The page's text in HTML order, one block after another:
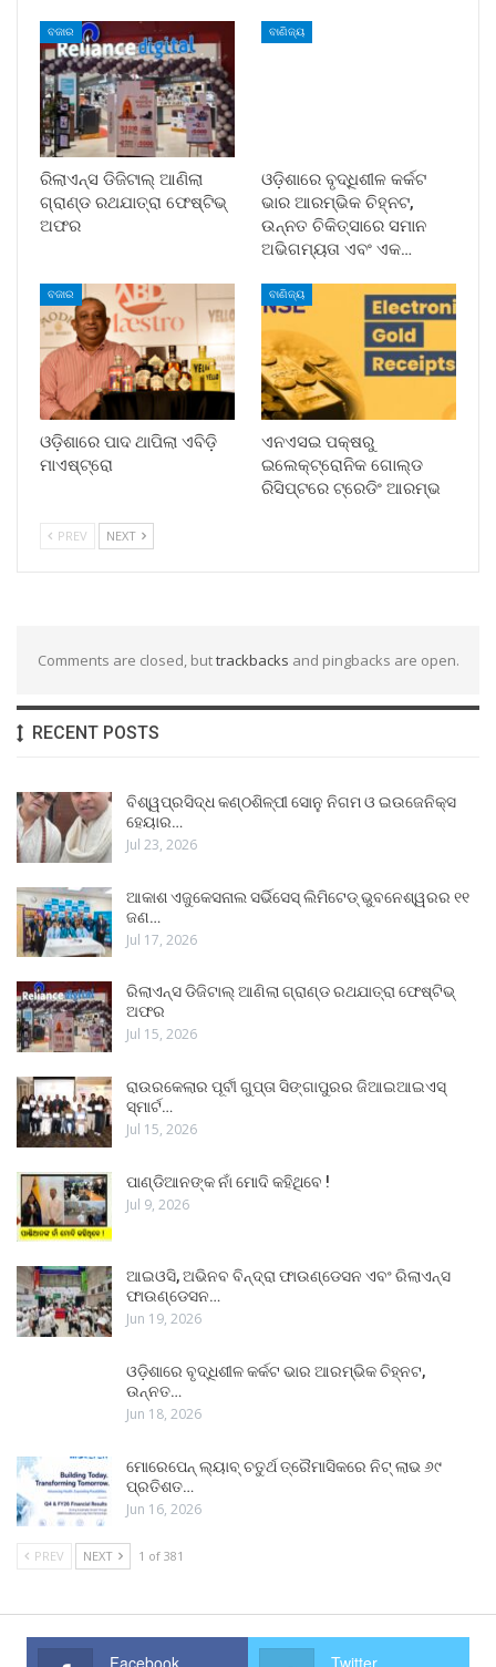
ବଜାର
ରିଲାଏନ୍ସ ଡିଜିଟାଲ୍ ଆଣିଲା
ଗ୍ରାଣ୍ଡ ରଥଯାତ୍ରା ଫେଷ୍ଟିଭ୍
ଅଫର
ବାଣିଜ୍ୟ
ଓଡ଼ିଶାରେ ବୃଦ୍ଧିଶୀଳ କର୍କଟ
ଭାର ଆରମ୍ଭିକ ଚିହ୍ନଟ,
ଉନ୍ନତ ଚିକିତ୍ସାରେ ସମାନ
ଅଭିଗମ୍ୟତା ଏବଂ ଏକ…
ବଜାର
ଓଡ଼ିଶାରେ ପାଦ ଥାପିଲା ଏବିଡ଼ି
ମାଏଷ୍ଟ୍ରୋ
ବାଣିଜ୍ୟ
ଏନଏସଇ ପକ୍ଷରୁ
ଇଲେକ୍‌ଟ୍ରୋନିକ ଗୋଲ୍ଡ
ରିସିପ୍ଟରେ ଟ୍ରେଡିଂ ଆରମ୍ଭ
PREV NEXT
Comments are closed, buttrackbacks and pingbacks are open.
RECENT POSTS
ବିଶ୍ୱପ୍ରସିଦ୍ଧ କଣ୍ଠଶିଳ୍ପୀ ସୋନୁ ନିଗମ ଓ ଇଉଜେନିକ୍ସ
ହେୟାର…
Jul 23, 2026
ଆକାଶ ଏଜୁକେସନାଲ ସର୍ଭିସେସ୍ ଲିମିଟେଡ୍ ଭୁବନେଶ୍ୱରର ୧୧
ଜଣ…
Jul 17, 2026
ରିଲାଏନ୍ସ ଡିଜିଟାଲ୍ ଆଣିଲା ଗ୍ରାଣ୍ଡ ରଥଯାତ୍ରା ଫେଷ୍ଟିଭ୍
ଅଫର
Jul 15, 2026
ରାଉରକେଲାର ପୂର୍ବୀ ଗୁପ୍ତା ସିଙ୍ଗାପୁରର ଜିଆଇଆଇଏସ୍
ସ୍ମାର୍ଟ…
Jul 15, 2026
ପାଣ୍ଡିଆନଙ୍କ ନାଁ ମୋଦି କହିଥିବେ !
Jul 9, 2026
ଆଇଓସି, ଅଭିନବ ବିନ୍ଦ୍ରା ଫାଉଣ୍ଡେସନ ଏବଂ ରିଲାଏନ୍ସ
ଫାଉଣ୍ଡେସନ…
Jun 19, 2026
ଓଡ଼ିଶାରେ ବୃଦ୍ଧିଶୀଳ କର୍କଟ ଭାର ଆରମ୍ଭିକ ଚିହ୍ନଟ,
ଉନ୍ନତ…
Jun 18, 2026
ମୋରେପେନ୍ ଲ୍ୟାବ୍ ଚତୁର୍ଥ ତ୍ରୈମାସିକରେ ନିଟ୍ ଲାଭ ୬୯
ପ୍ରତିଶତ…
Jun 16, 2026
PREV NEXT 1 of 381
Facebook Twitter